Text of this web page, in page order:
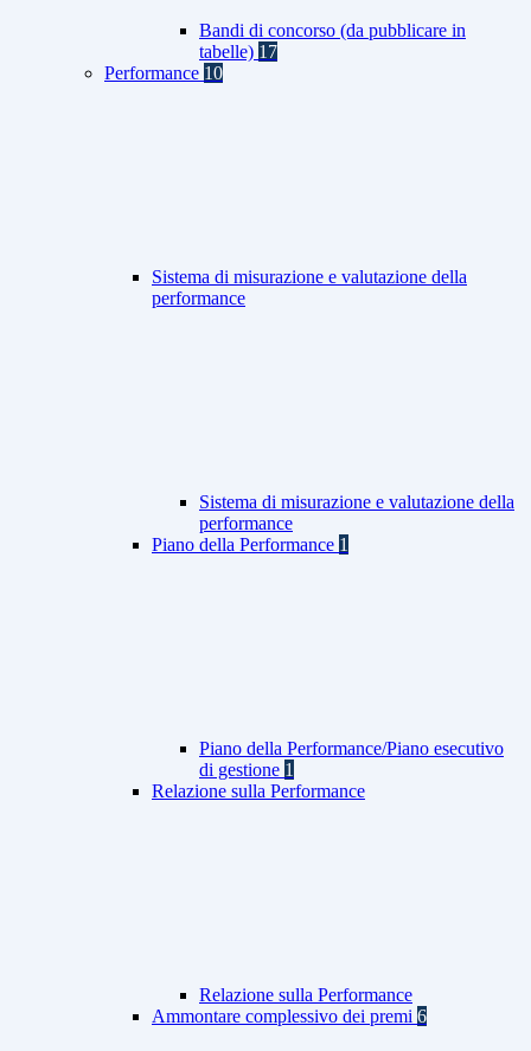
Bandi di concorso (da pubblicare in
tabelle) 17
Performance 10
Sistema di misurazione e valutazione della
performance
Sistema di misurazione e valutazione della
performance
Piano della Performance 1
Piano della Performance/Piano esecutivo
di gestione 1
Relazione sulla Performance
Relazione sulla Performance
Ammontare complessivo dei premi 6